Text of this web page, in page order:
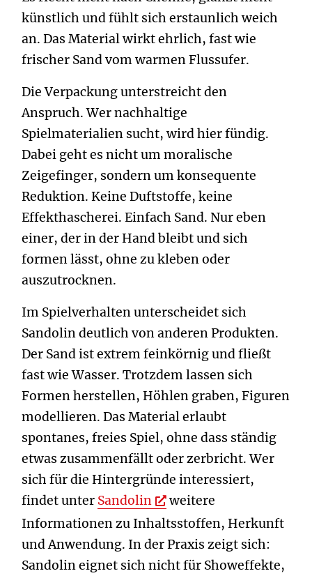
künstlich und fühlt sich erstaunlich weich
an. Das Material wirkt ehrlich, fast wie
frischer Sand vom warmen Flussufer.
Die Verpackung unterstreicht den
Anspruch. Wer nachhaltige
Spielmaterialien sucht, wird hier fündig.
Dabei geht es nicht um moralische
Zeigefinger, sondern um konsequente
Reduktion. Keine Duftstoffe, keine
Effekthascherei. Einfach Sand. Nur eben
einer, der in der Hand bleibt und sich
formen lässt, ohne zu kleben oder
auszutrocknen.
Im Spielverhalten unterscheidet sich
Sandolin deutlich von anderen Produkten.
Der Sand ist extrem feinkörnig und fließt
fast wie Wasser. Trotzdem lassen sich
Formen herstellen, Höhlen graben, Figuren
modellieren. Das Material erlaubt
spontanes, freies Spiel, ohne dass ständig
etwas zusammenfällt oder zerbricht. Wer
sich für die Hintergründe interessiert,
findet unter Sandolin
weitere
Informationen zu Inhaltsstoffen, Herkunft
und Anwendung. In der Praxis zeigt sich:
Sandolin eignet sich nicht für Showeffekte,